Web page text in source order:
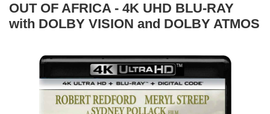
OUT OF AFRICA - 4K UHD BLU-RAY
with DOLBY VISION and DOLBY ATMOS